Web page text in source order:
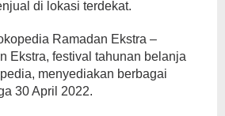
di lokasi terdekat.
Ramadan Ekstra –
Ekstra, festival tahunan belanja
menyediakan berbagai
30 April 2022.